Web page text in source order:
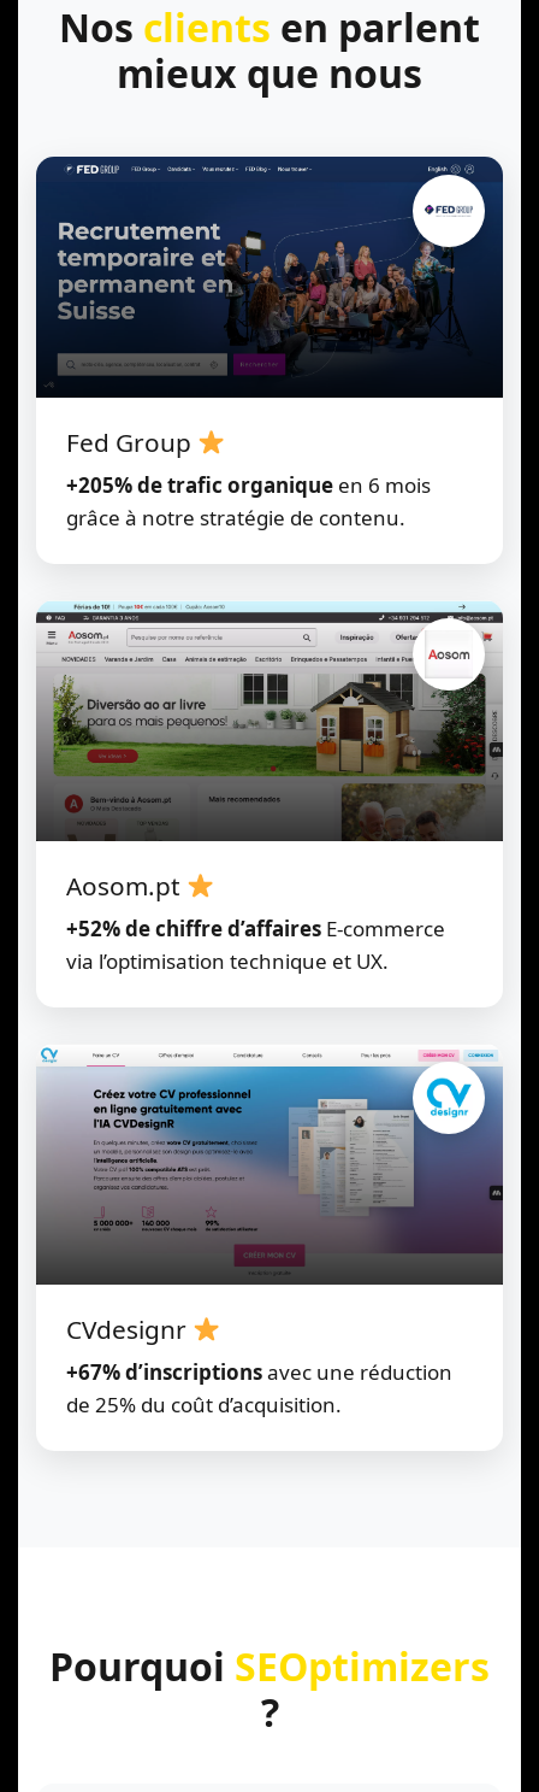
Nos clients en parlent
mieux que nous
Fed Group
+205% de trafic organique en 6 mois
grâce à notre stratégie de contenu.
Aosom.pt
+52% de chiffre d’affaires E-commerce
via l’optimisation technique et UX.
CVdesignr
+67% d’inscriptionsavec une réduction
de 25% du coût d’acquisition.
Pourquoi SEOptimizers
?